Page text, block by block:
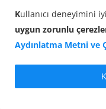
Kullanıcı deneyimini
uygun zorunlu
Aydınlatma Metni ve